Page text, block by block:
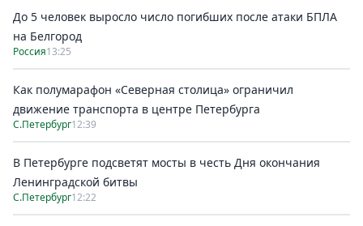
До 5 человек выросло число погибших после атаки БПЛА
на Белгород
Россия13:25
Как полумарафон «Северная столица» ограничил
движение транспорта в центре Петербурга
С.Петербург12:39
В Петербурге подсветят мосты в честь Дня окончания
Ленинградской битвы
С.Петербург12:22